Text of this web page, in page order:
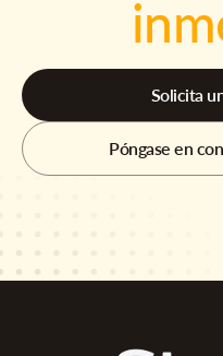
Solicita
Póngase en